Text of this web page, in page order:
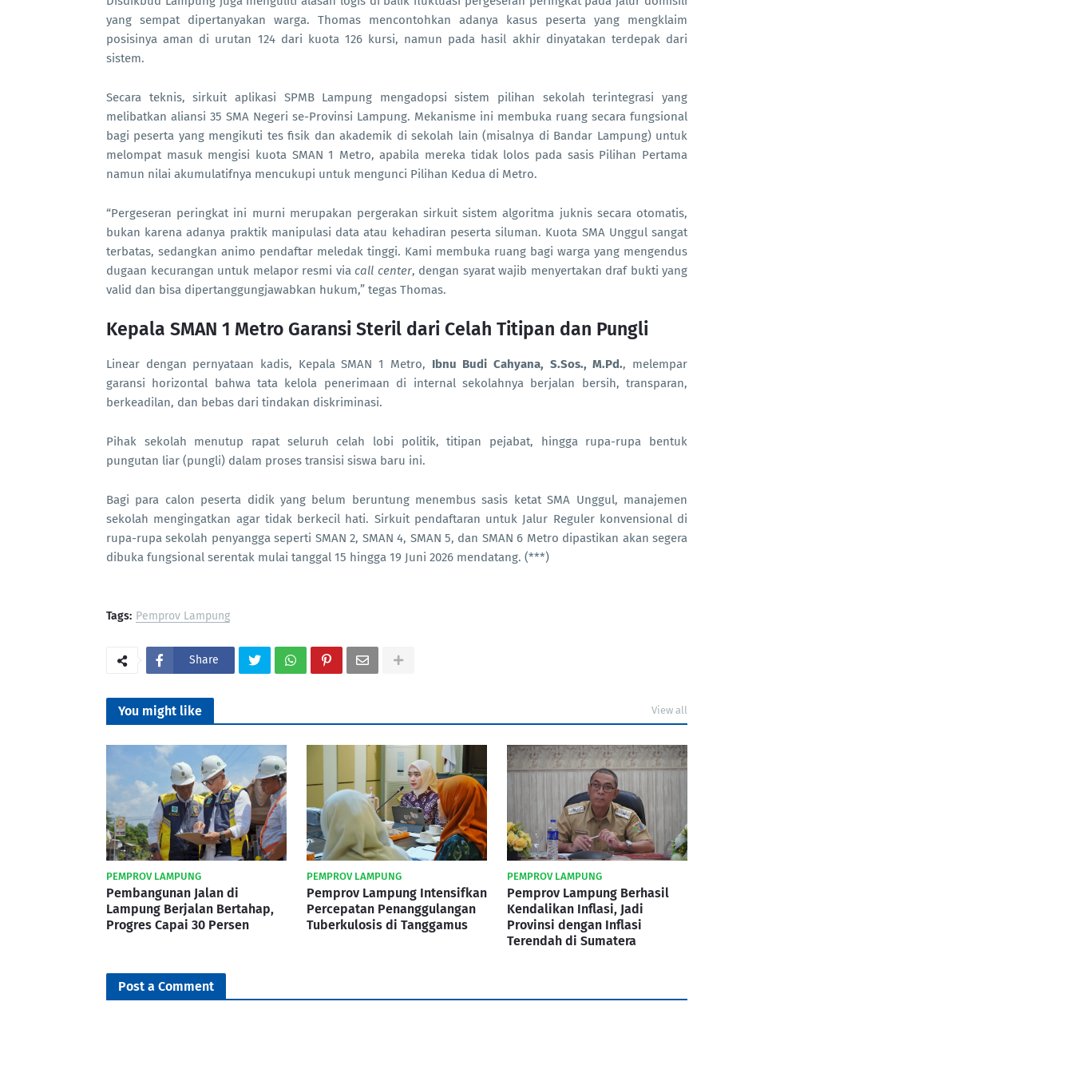
yang sempat dipertanyakan warga. Thomas mencontohkan adanya kasus peserta yang mengklaim
posisinya aman di urutan 124 dari kuota 126 kursi, namun pada hasil akhir dinyatakan terdepak dari
sistem.
Secara teknis, sirkuit aplikasi SPMB Lampung mengadopsi sistem pilihan sekolah terintegrasi yang
melibatkan aliansi 35 SMA Negeri se-Provinsi Lampung. Mekanisme ini membuka ruang secara fungsional
bagi peserta yang mengikuti tes fisik dan akademik di sekolah lain (misalnya di Bandar Lampung) untuk
melompat masuk mengisi kuota SMAN 1 Metro, apabila mereka tidak lolos pada sasis Pilihan Pertama
namun nilai akumulatifnya mencukupi untuk mengunci Pilihan Kedua di Metro.
“Pergeseran peringkat ini murni merupakan pergerakan sirkuit sistem algoritma juknis secara otomatis,
bukan karena adanya praktik manipulasi data atau kehadiran peserta siluman. Kuota SMA Unggul sangat
terbatas, sedangkan animo pendaftar meledak tinggi. Kami membuka ruang bagi warga yang mengendus
dugaan kecurangan untuk melapor resmi via call center, dengan syarat wajib menyertakan draf bukti yang
valid dan bisa dipertanggungjawabkan hukum,” tegas Thomas.
Kepala SMAN 1 Metro Garansi Steril dari Celah Titipan dan Pungli
Linear dengan pernyataan kadis, Kepala SMAN 1 Metro, Ibnu Budi Cahyana, S.Sos., M.Pd., melempar
garansi horizontal bahwa tata kelola penerimaan di internal sekolahnya berjalan bersih, transparan,
berkeadilan, dan bebas dari tindakan diskriminasi.
Pihak sekolah menutup rapat seluruh celah lobi politik, titipan pejabat, hingga rupa-rupa bentuk
pungutan liar (pungli) dalam proses transisi siswa baru ini.
Bagi para calon peserta didik yang belum beruntung menembus sasis ketat SMA Unggul, manajemen
sekolah mengingatkan agar tidak berkecil hati. Sirkuit pendaftaran untuk Jalur Reguler konvensional di
rupa-rupa sekolah penyangga seperti SMAN 2, SMAN 4, SMAN 5, dan SMAN 6 Metro dipastikan akan segera
dibuka fungsional serentak mulai tanggal 15 hingga 19 Juni 2026 mendatang. (***)
Tags: Pemprov Lampung
Share
You might like View all
PEMPROV LAMPUNG
Pembangunan Jalan di
Lampung Berjalan Bertahap,
Progres Capai 30 Persen
PEMPROV LAMPUNG
Pemprov Lampung Intensifkan
Percepatan Penanggulangan
Tuberkulosis di Tanggamus
PEMPROV LAMPUNG
Pemprov Lampung Berhasil
Kendalikan Inflasi, Jadi
Provinsi dengan Inflasi
Terendah di Sumatera
Post a Comment